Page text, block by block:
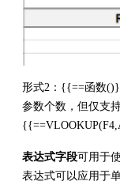
形式2：{{==函数
参数个数，但仅支
表达式字段可用于
表达式可以应用于